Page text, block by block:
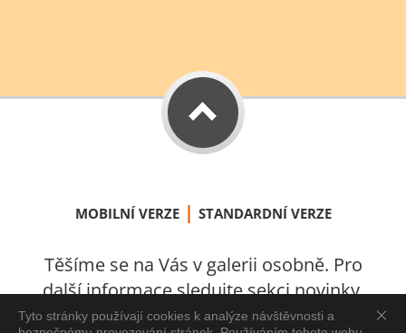
Tyto stránky používají cookies k analýze návštěvnosti a
MOBILNÍ VERZE | STANDARDNÍ VERZE
Těšíme se na Vás v galerii osobně. Pro
další informace sledujte sekci novinky.
S láskou vytvořeno v Úštěku 2021.